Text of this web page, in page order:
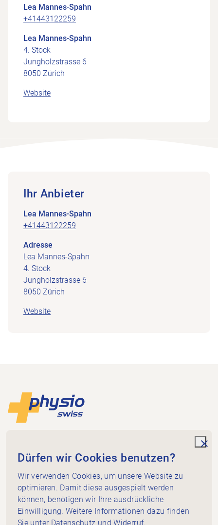
Lea Mannes-Spahn
+41443122259
Lea Mannes-Spahn
4. Stock
Jungholzstrasse 6
8050 Zürich
Website
Ihr Anbieter
Lea Mannes-Spahn
+41443122259
Adresse
Lea Mannes-Spahn
4. Stock
Jungholzstrasse 6
8050 Zürich
Website
Footer
Dammweg 3
3013 Bern
+41 58 255 36 00
info@physioswiss.ch
Social Media
Wichtiges
Wissen
Dürfen wir Cookies benutzen?
Wir verwenden Cookies, um unsere Website zu
optimieren. Damit diese ausgespielt werden
können, benötigen wir Ihre ausdrückliche
Einwilligung. Weitere Informationen dazu finden
Sie unter Datenschutz und Widerruf.